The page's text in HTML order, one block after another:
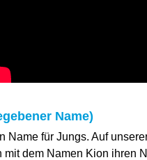
Name)
Name für Jungs. Auf
mit dem Namen Kion ihren